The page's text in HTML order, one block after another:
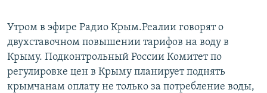
Утром в эфире Радио Крым.Реалии говорят о
двухставочном повышении тарифов на воду в
Крыму. Подконтрольный России Комитет по
регулировке цен в Крыму планирует поднять
крымчанам оплату не только за потребление воды,